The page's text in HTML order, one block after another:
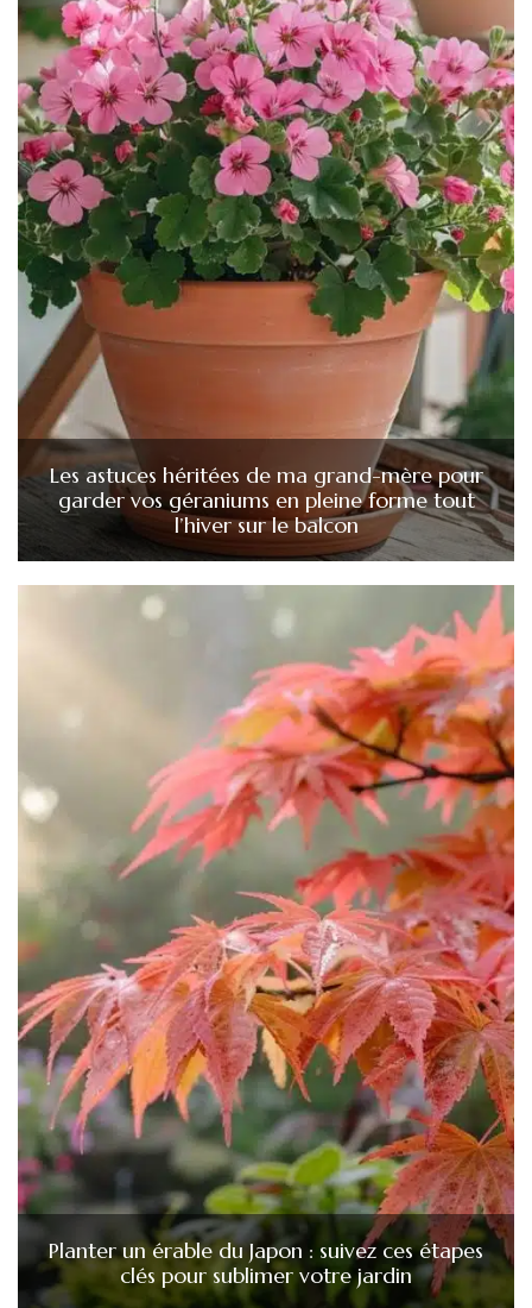
Les astuces héritées de ma grand-mère pour
garder vos géraniums en pleine forme tout
l’hiver sur le balcon
Planter un érable du Japon : suivez ces étapes
clés pour sublimer votre jardin